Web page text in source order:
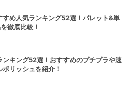
すめ人気ランキング52選！パレット&単
徹底比較！
ンキング52選！おすすめのプチプラや速
リッシュを紹介！